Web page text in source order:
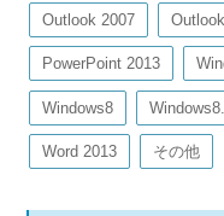
Outlook 2007
PowerPoint 2013
Windows8
Word 2013 その他